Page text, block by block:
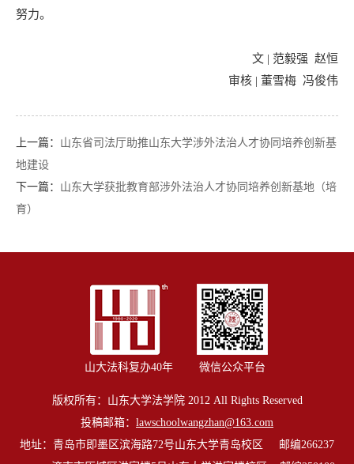
努力。
文 | 范毅强 赵恒
审核 | 董雪梅 冯俊伟
上一篇： 山东省司法厅助推山东大学涉外法治人才协同培养创新基
地建设
下一篇： 山东大学获批教育部涉外法治人才协同培养创新基地（培
育）
山大法科复办40年 微信公众平台
版权所有：山东大学法学院 2012 All Rights Reserved
投稿邮箱： lawschoolwangzhan@163.com
地址：青岛市即墨区滨海路72号山东大学青岛校区 邮编266237